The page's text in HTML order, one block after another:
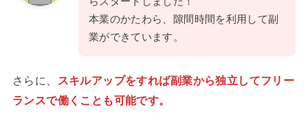
本業のかたわら、隙間時間を利用して副
業ができています。
さらに、
スキルアップをすれば副業から独立してフリー
ランスで働くことも可能です。